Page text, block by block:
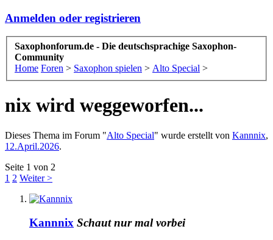
Anmelden oder registrieren
Saxophonforum.de - Die deutschsprachige Saxophon-
Community
Home Foren > Saxophon spielen > Alto Special >
nix wird weggeworfen...
Dieses Thema im Forum "Alto Special" wurde erstellt von Kannnix,
12.April.2026.
Seite 1 von 2
1 2 Weiter >
Kannnix Schaut nur mal vorbei